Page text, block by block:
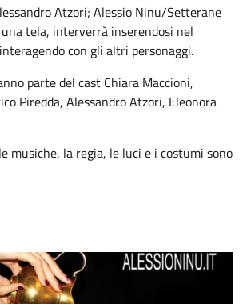
Atzori; Alessio Ninu/Setterane
tela, interverrà inserendosi nel
con gli altri personaggi.
parte del cast Chiara Maccioni,
Piredda, Alessandro Atzori, Eleonora
musiche, la regia, le luci e i costumi sono